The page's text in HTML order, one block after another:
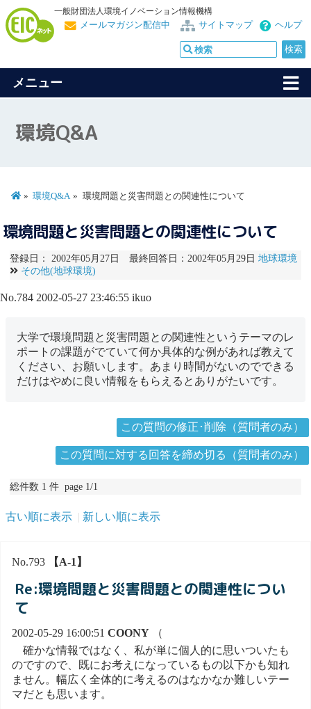
一般財団法人環境イノベーション情報機構
ヘルプ
サイトマップ
メールマガジン配信中
メニュー
環境Q&A
環境Q&A 環境問題と災害問題との関連性について
環境問題と災害問題との関連性について
登録日： 2002年05月27日 最終回答日：2002年05月29日 地球環境
その他(地球環境)
No.784 2002-05-27 23:46:55 ikuo
大学で環境問題と災害問題との関連性というテーマのレ
ポートの課題がでていて何か具体的な例があれば教えて
ください、お願いします。あまり時間がないのでできる
だけはやめに良い情報をもらえるとありがたいです。
この質問の修正･削除（質問者のみ）
この質問に対する回答を締め切る（質問者のみ）
総件数 1 件 page 1/1
古い順に表示 新しい順に表示
No.793 【A-1】
Re:環境問題と災害問題との関連性につい
て
2002-05-29 16:00:51 COONY （
確かな情報ではなく、私が単に個人的に思いついたも
のですので、既にお考えになっているもの以下かも知れ
ません。幅広く全体的に考えるのはなかなか難しいテー
マだとも思います。